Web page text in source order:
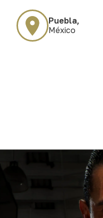
Puebla,
México